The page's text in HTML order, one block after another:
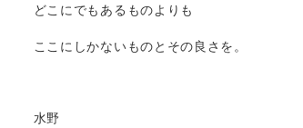
どこにでもあるものよりも
ここにしかないものとその良さを。
水野